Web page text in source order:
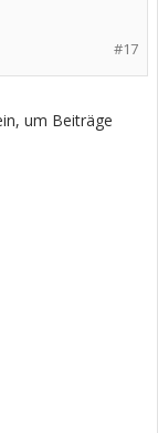
#17
um Beiträge